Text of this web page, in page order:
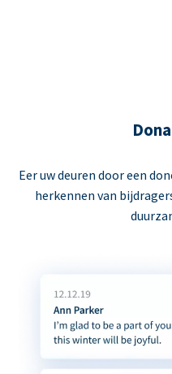
Eer uw deuren door een
herkennen van